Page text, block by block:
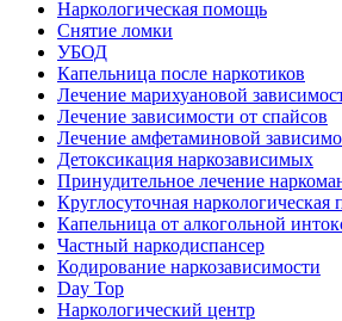
Наркологическая помощь
Снятие ломки
УБОД
Капельница после наркотиков
Лечение марихуановой
Лечение зависимости от спайсов
Лечение амфетаминовой
Детоксикация наркозависимых
Принудительное лечение
Круглосуточная наркологическая
Капельница от алкогольной
Частный наркодиспансер
Кодирование наркозависимости
Day Top
Наркологический центр